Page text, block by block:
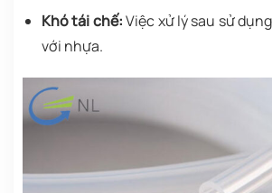
Khó tái chế:Việc xử lý sau sử
với nhựa.